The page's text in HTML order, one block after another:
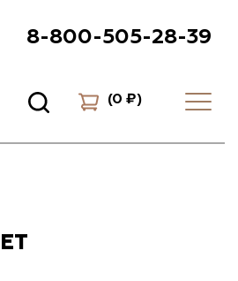
8-800-505-28-39
(0 ₽)